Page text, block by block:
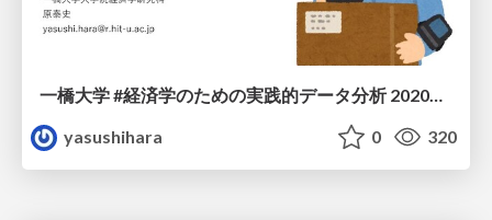
yasushihara
0 320